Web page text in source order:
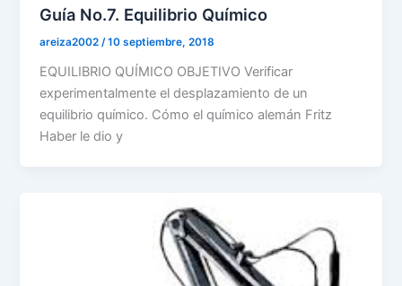
Guía No.7. Equilibrio Químico
areiza2002/10 septiembre, 2018
EQUILIBRIO QUÍMICO OBJETIVO Verificar
experimentalmente el desplazamiento de un
equilibrio químico. Cómo el químico alemán Fritz
Haber le dio y